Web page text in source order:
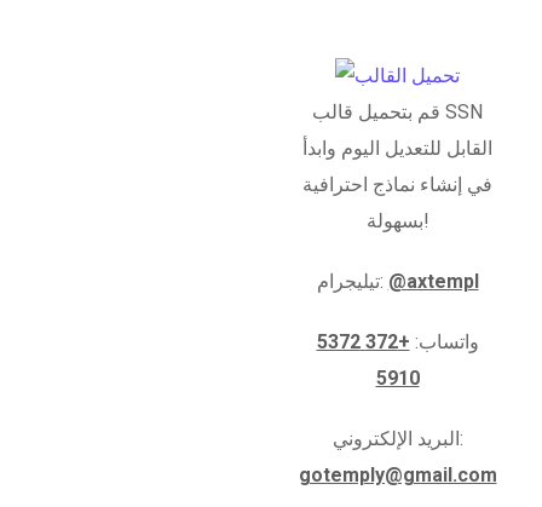
قم بتحميل قالب SSN
القابل للتعديل اليوم وابدأ
في إنشاء نماذج احترافية
بسهولة!
تيليجرام: @axtempl
واتساب:
+372 5372
5910
البريد الإلكتروني:
gotemply@gmail.com